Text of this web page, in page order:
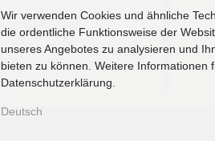
Der Newsletter kann jederzeit
hier oder in Ihrem Kundenkonto
Wir verwenden Cookies und ähnliche
die ordentliche Funktionsweise der
unseres Angebotes zu analysieren und
bieten zu können. Weitere Informationen
Datenschutzerklärung.
Deutsch